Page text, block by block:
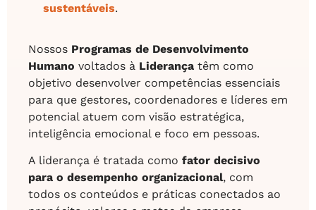
sustentáveis.
Nossos Programas de Desenvolvimento
Humano voltados à Liderança têm como
objetivo desenvolver competências essenciais
para que gestores, coordenadores e líderes em
potencial atuem com visão estratégica,
inteligência emocional e foco em pessoas.
A liderança é tratada como fator decisivo
para o desempenho organizacional, com
todos os conteúdos e práticas conectados ao